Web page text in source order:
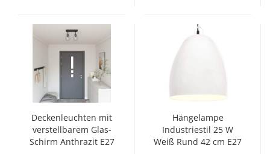
Deckenleuchten mit
verstellbarem Glas-
Schirm Anthrazit E27
Hängelampe
Industriestil 25 W
Weiß Rund 42 cm E27